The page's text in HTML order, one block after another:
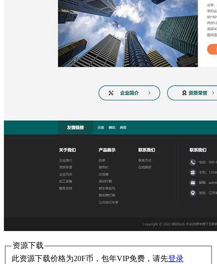
资源下载
此资源下载价格为20F币，包年VIP免费，请先登录